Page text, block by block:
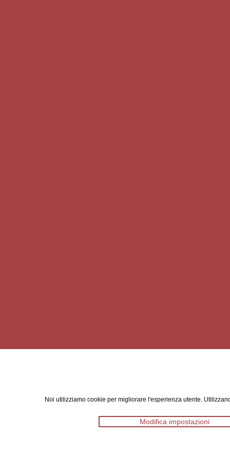
Noi utilizziamo cookie per migliorare l'esperienza utente.
Modifica impostazioni